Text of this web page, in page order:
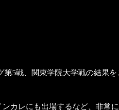
5戦、関東学院大学戦の結果を
カレにも出場するなど、非常